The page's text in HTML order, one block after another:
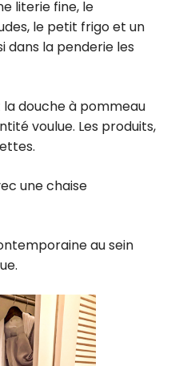
literie fine, le
le petit frigo et un
la penderie les
la douche à pommeau
voulue. Les produits,
une chaise
au sein